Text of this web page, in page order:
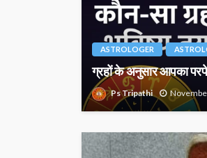
ASTROLOGER
ग्रहों के अनुसार आपका
Ps Tripathi